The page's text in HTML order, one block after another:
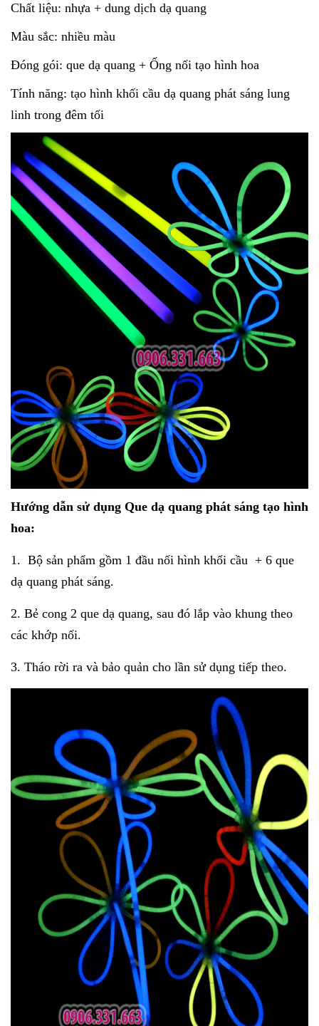
Chất liệu: nhựa + dung dịch dạ quang
Màu sắc: nhiều màu
Đóng gói: que dạ quang + Ống nối tạo hình hoa
Tính năng: tạo hình khối cầu dạ quang phát sáng lung
linh trong đêm tối
Hướng dẫn sử dụng Que dạ quang phát sáng tạo hình
hoa:
1. Bộ sản phẩm gồm 1 đầu nối hình khối cầu + 6 que
dạ quang phát sáng.
2. Bẻ cong 2 que dạ quang, sau đó lắp vào khung theo
các khớp nối.
3. Tháo rời ra và bảo quản cho lần sử dụng tiếp theo.